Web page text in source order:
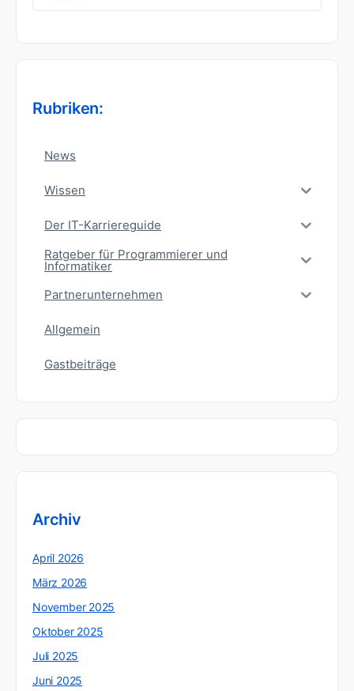
nach:
Rubriken:
News
Wissen
Der IT-Karriereguide
Ratgeber für Programmierer und
Informatiker
Partnerunternehmen
Allgemein
Gastbeiträge
Archiv
April 2026
März 2026
November 2025
Oktober 2025
Juli 2025
Juni 2025